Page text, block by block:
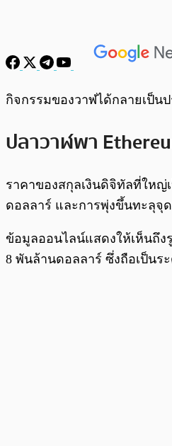
กิจกรรมของวาฬได้กลายเป็
ปลาวาฬพา
ราคาของสกุลเงินดิจิทัลที่ใหญ่
ดอลลาร์ และการพุ่งขึ้นทะลุจุ
ข้อมูลออนไลน์แสดงให้เห็นถึง
8 พันล้านดอลลาร์ ซึ่งถือเป็น